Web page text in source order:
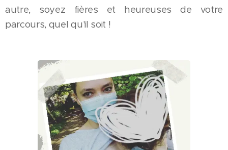
autre, soyez fières et heureuses de votre
parcours, quel qu'il soit !